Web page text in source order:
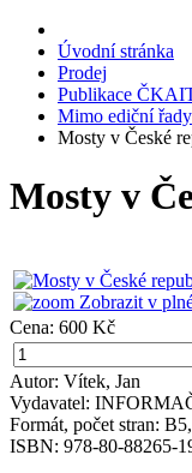
Úvodní stránka
Prodej
Publikace
Mimo ediční řady
Mosty v České
Mosty v
Zobrazit v
Cena: 600 Kč
Autor: Vítek, Jan
Vydavatel:
Formát, počet stran:
ISBN: 978-80-88265-